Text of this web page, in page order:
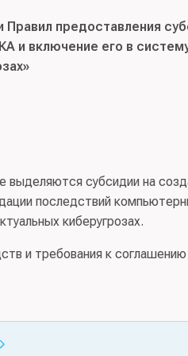
Правил предоставления
и включение его в
субсидии на
последствий
киберугрозах.
и требования к